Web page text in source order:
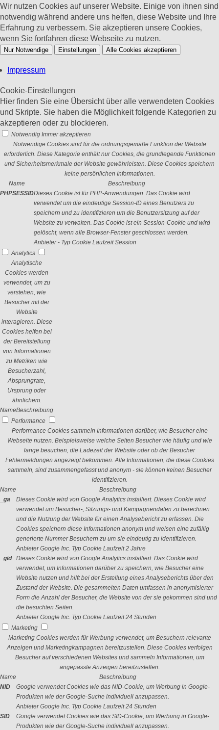
Wir nutzen Cookies auf unserer Website. Einige von ihnen sind
notwendig während andere uns helfen, diese Website und Ihre
Erfahrung zu verbessern. Sie akzeptieren unsere Cookies,
wenn Sie fortfahren diese Webseite zu nutzen.
Nur Notwendige Einstellungen Alle Cookies akzeptieren
Impressum
Cookie-Einstellungen
Hier finden Sie eine Übersicht über alle verwendeten Cookies
und Skripte. Sie haben die Möglichkeit folgende Kategorien zu
akzeptieren oder zu blockieren.
Notwendig Immer akzeptieren
Notwendige Cookies sind für die ordnungsgemäße Funktion der Website
erforderlich. Diese Kategorie enthält nur Cookies, die grundlegende Funktionen
und Sicherheitsmerkmale der Website gewährleisten. Diese Cookies speichern
keine persönlichen Informationen.
Name
Beschreibung
PHPSESSIDDieses Cookie ist für PHP-Anwendungen. Das Cookie wird
verwendet um die eindeutige Session-ID eines Benutzers zu
speichern und zu identifizieren um die Benutzersitzung auf der
Website zu verwalten. Das Cookie ist ein Session-Cookie und wird
gelöscht, wenn alle Browser-Fenster geschlossen werden.
Anbieter - Typ Cookie Laufzeit Session
Analytics
Analytische
Cookies werden
verwendet, um zu
verstehen, wie
Besucher mit der
Website
interagieren. Diese
Cookies helfen bei
der Bereitstellung
von Informationen
zu Metriken wie
Besucherzahl,
Absprungrate,
Ursprung oder
ähnlichem.
NameBeschreibung
Performance
Performance Cookies sammeln Informationen darüber, wie Besucher eine
Webseite nutzen. Beispielsweise welche Seiten Besucher wie häufig und wie
lange besuchen, die Ladezeit der Website oder ob der Besucher
Fehlermeldungen angezeigt bekommen. Alle Informationen, die diese Cookies
sammeln, sind zusammengefasst und anonym - sie können keinen Besucher
identifizieren.
Name
Beschreibung
_ga
Dieses Cookie wird von Google Analytics installiert. Dieses Cookie wird
verwendet um Besucher-, Sitzungs- und Kampagnendaten zu berechnen
und die Nutzung der Website für einen Analysebericht zu erfassen. Die
Cookies speichern diese Informationen anonym und weisen eine zufällig
generierte Nummer Besuchern zu um sie eindeutig zu identifizieren.
Anbieter Google Inc. Typ Cookie Laufzeit 2 Jahre
_gid
Dieses Cookie wird von Google Analytics installiert. Das Cookie wird
verwendet, um Informationen darüber zu speichern, wie Besucher eine
Website nutzen und hilft bei der Erstellung eines Analyseberichts über den
Zustand der Website. Die gesammelten Daten umfassen in anonymisierter
Form die Anzahl der Besucher, die Website von der sie gekommen sind und
die besuchten Seiten.
Anbieter Google Inc. Typ Cookie Laufzeit 24 Stunden
Marketing
Marketing Cookies werden für Werbung verwendet, um Besuchern relevante
Anzeigen und Marketingkampagnen bereitzustellen. Diese Cookies verfolgen
Besucher auf verschiedenen Websites und sammeln Informationen, um
angepasste Anzeigen bereitzustellen.
Name
Beschreibung
NID
Google verwendet Cookies wie das NID-Cookie, um Werbung in Google-
Produkten wie der Google-Suche individuell anzupassen.
Anbieter Google Inc. Typ Cookie Laufzeit 24 Stunden
SID
Google verwendet Cookies wie das SID-Cookie, um Werbung in Google-
Produkten wie der Google-Suche individuell anzupassen.